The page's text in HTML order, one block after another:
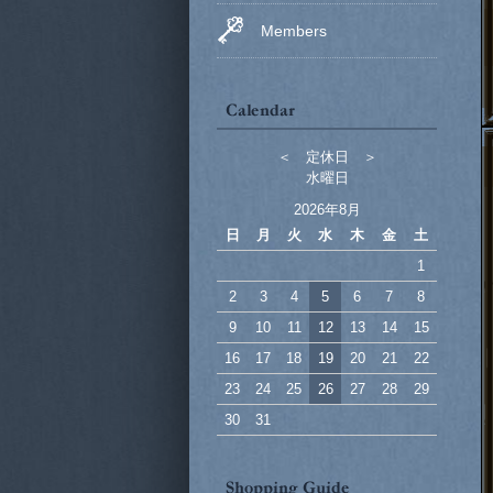
Members
＜ 定休日 ＞
水曜日
2026年8月
日
月 火 水 木 金
土
1
2
3 4 5 6 7
8
9
10 11 12 13 14
15
16
17 18 19 20 21
22
23
24 25 26 27 28
29
30
31